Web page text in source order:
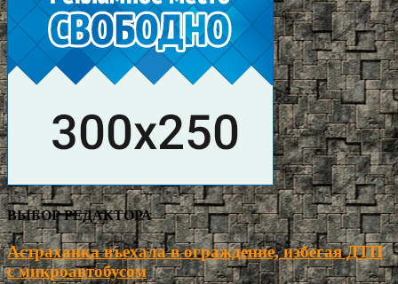
ВЫБОР РЕДАКТОРА
Астраханка въехала в ограждение, избегая ДТП
с микроавтобусом